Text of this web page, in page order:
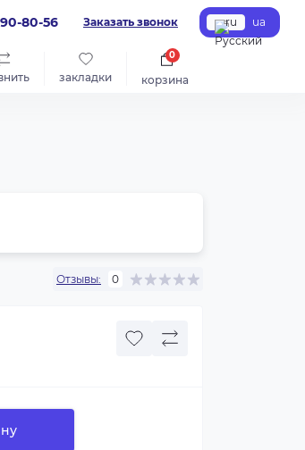
80-56 Заказать звонок ru ua
закладки корзина
0
Отзывы: 0